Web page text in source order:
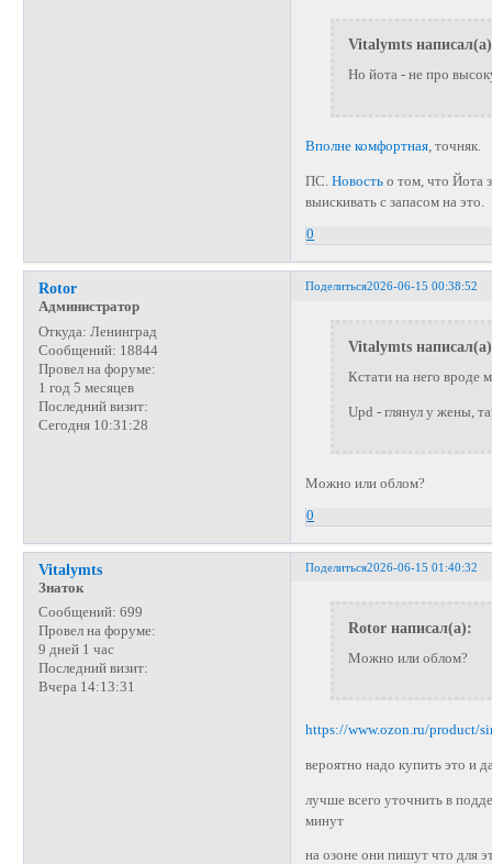
Vitalymts
Но йота - не про
Вполне комфортная, точняк.
ПС.Новость о том, что Йота
выискивать с запасом на это.
0
Поделиться2026-06-15 00:38:52
Rotor
Администратор
Откуда: Ленинград
Сообщений: 18844
Провел на форуме:
1 год 5 месяцев
Последний визит:
Сегодня 10:31:28
Vitalymts
Кстати на него вроде
Upd - глянул у жены,
Можно или облом?
0
Поделиться2026-06-15 01:40:32
Vitalymts
Знаток
Сообщений: 699
Провел на форуме:
9 дней 1 час
Последний визит:
Вчера 14:13:31
Rotor написал(а):
Можно или облом?
https://www.ozon.ru/product/
вероятно надо купить это и
лучше всего уточнить в
минут
на озоне они пишут что для